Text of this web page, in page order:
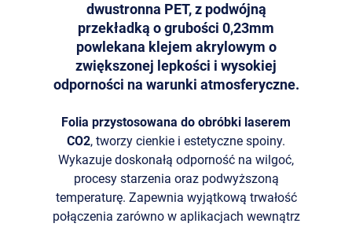
dwustronna PET, z podwójną
przekładką o grubości 0,23mm
powlekana klejem akrylowym o
zwiększonej lepkości i wysokiej
odporności na warunki atmosferyczne.
Folia przystosowana do obróbki laserem
CO2, tworzy cienkie i estetyczne spoiny.
Wykazuje doskonałą odporność na wilgoć,
procesy starzenia oraz podwyższoną
temperaturę. Zapewnia wyjątkową trwałość
połączenia zarówno w aplikacjach wewnątrz